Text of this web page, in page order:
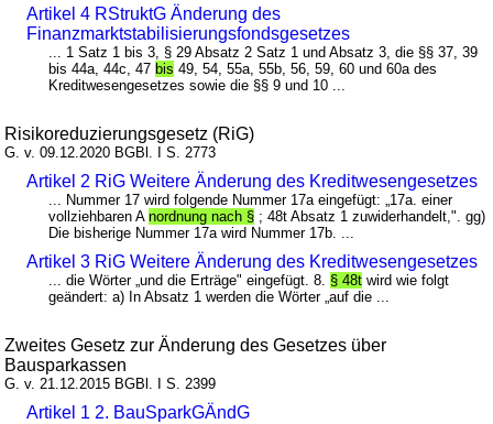
Artikel 4 RStruktG Änderung des
Finanzmarktstabilisierungsfondsgesetzes
... 1 Satz 1 bis 3, § 29 Absatz 2 Satz 1 und Absatz 3, die §§ 37, 39
bis 44a, 44c, 47 bis 49, 54, 55a, 55b, 56, 59, 60 und 60a des
Kreditwesengesetzes sowie die §§ 9 und 10 ...
Risikoreduzierungsgesetz (RiG)
G. v. 09.12.2020 BGBl. I S. 2773
Artikel 2 RiG Weitere Änderung des Kreditwesengesetzes
... Nummer 17 wird folgende Nummer 17a eingefügt: „17a. einer
vollziehbaren Anordnung nach § ; 48t Absatz 1 zuwiderhandelt,". gg)
Die bisherige Nummer 17a wird Nummer 17b. ...
Artikel 3 RiG Weitere Änderung des Kreditwesengesetzes
... die Wörter „und die Erträge" eingefügt. 8. § 48t wird wie folgt
geändert: a) In Absatz 1 werden die Wörter „auf die ...
Zweites Gesetz zur Änderung des Gesetzes über
Bausparkassen
G. v. 21.12.2015 BGBl. I S. 2399
Artikel 1 2. BauSparkGÄndG